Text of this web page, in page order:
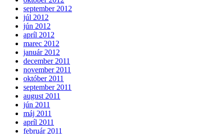
september 2012
júl 2012
jún 2012
apríl 2012
marec 2012
január 2012
december 2011
november 2011
október 2011
september 2011
august 2011
jún 2011
máj 2011
apríl 2011
február 2011